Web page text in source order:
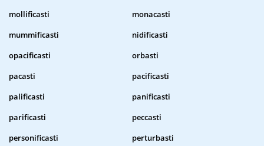
mollificasti
monacasti
mummificasti
nidificasti
opacificasti
orbasti
pacasti
pacificasti
palificasti
panificasti
parificasti
peccasti
personificasti
perturbasti